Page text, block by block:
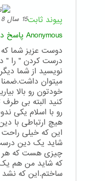
پیوند ثابت15 سال 8 ماه پیش
Anonymous پاسخ
دوست عزیز شما
درست کردن " را
نویسید از شما
میتوان
خودتون رو بالا
کنید البته بی
رو با اسلام یکی
هیچ ارتباطی با
این که خیلی
شاید یک دین
چیزی هست که هر
که شاید من هم
ساختم.این که